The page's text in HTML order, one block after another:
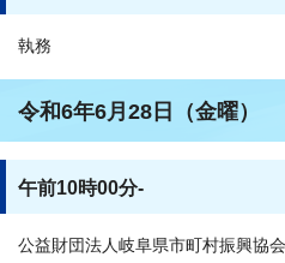
執務
令和6年6月28日（金曜）
午前10時00分-
公益財団法人岐阜県市町村振興協